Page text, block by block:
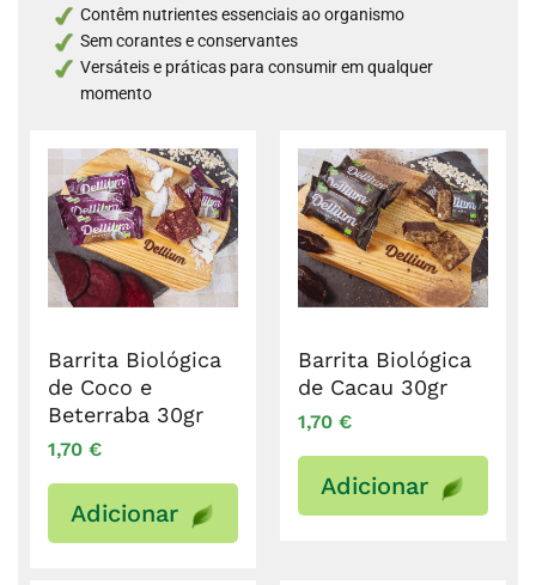
Contêm nutrientes essenciais ao organismo
Sem corantes e conservantes
Versáteis e práticas para consumir em qualquer
momento
Barrita Biológica
de Coco e
Beterraba 30gr
1,70 €
Adicionar
Barrita Biológica
de Cacau 30gr
1,70 €
Adicionar